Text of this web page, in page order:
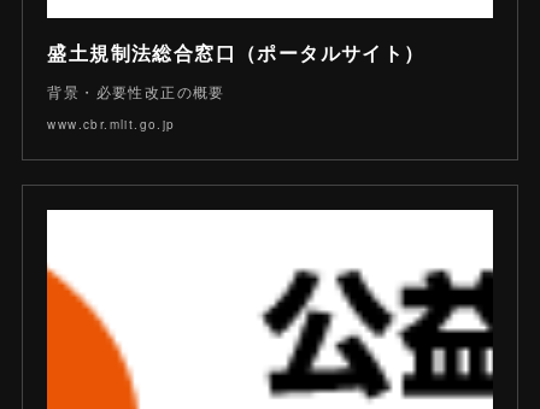
盛土規制法総合窓口（ポータルサイト）
背景・必要性改正の概要
www.cbr.mlit.go.jp